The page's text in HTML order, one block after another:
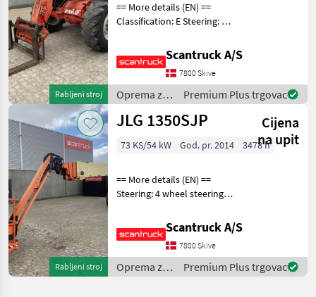
Rabljeni stroj
== More details (EN) ==
Classification: E Steering: 4
equipment, forks: Gafler
Wheel front brand: Dunlop
Wheel front type: Tractor
patern
Scantruck A/S
7800 Skive
Oprema za
uređenje
drveća /
Premium Plus trgovac
Rabljeni stroj
JLG 1350SJP
Cijena
na upit
73 KS/54 kW God. pr. 2014 3478 h
== More details (EN) ==
Steering: 4 wheel steering
360 Tilt jib (degrees): 180
Platform height: 41150 mm
Outlay: 24380 mm 230V to
the
Scantruck A/S
7800 Skive
Oprema za
uređenje
Premium Plus trgovac